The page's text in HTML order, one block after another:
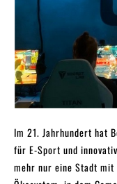
Im 21. Jahrhundert hat
für E-Sport und
mehr nur eine Stadt mit